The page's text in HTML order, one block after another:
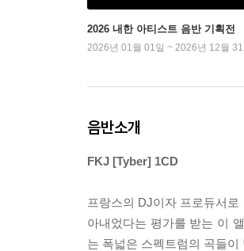
2026 내한 아티스트 음반 기획전
2026년 01월 01일 ~ 2026년 12월 31
음반소개
FKJ [Tyber] 1CD
프랑스의 DJ이자 프로듀서
아내었다는 평가를 받는 이
는 폭넓은 스펙트럼의 곡들이